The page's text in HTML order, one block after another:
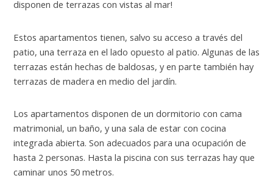
disponen de terrazas con vistas al mar!
Estos apartamentos tienen, salvo su acceso a través del
patio, una terraza en el lado opuesto al patio. Algunas de las
terrazas están hechas de baldosas, y en parte también hay
terrazas de madera en medio del jardín.
Los apartamentos disponen de un dormitorio con cama
matrimonial, un baño, y una sala de estar con cocina
integrada abierta. Son adecuados para una ocupación de
hasta 2 personas. Hasta la piscina con sus terrazas hay que
caminar unos 50 metros.